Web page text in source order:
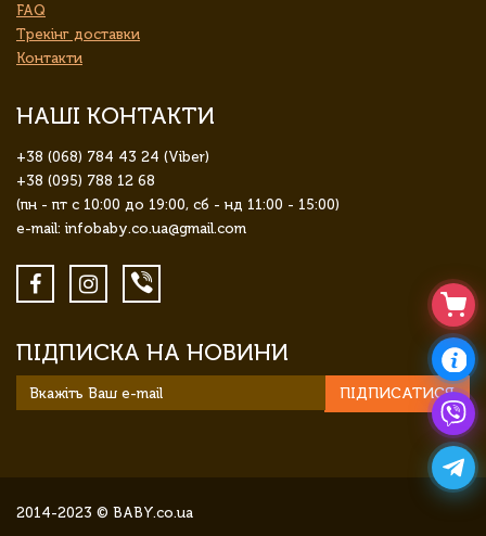
FAQ
Трекінг доставки
Контакти
НАШІ КОНТАКТИ
+38 (068) 784 43 24 (Viber)
+38 (095) 788 12 68
(пн - пт с 10:00 до 19:00, сб - нд 11:00 - 15:00)
e-mail: infobaby.co.ua@gmail.com
ПІДПИСКА НА НОВИНИ
ПІДПИСАТИСЯ
2014-2023 © BABY.co.ua